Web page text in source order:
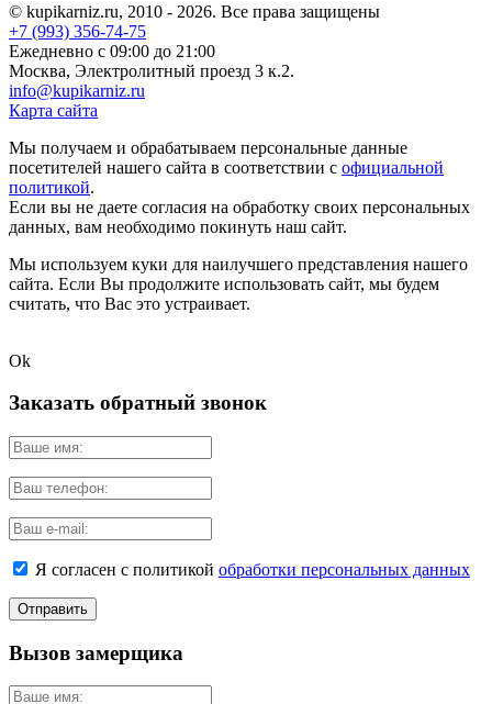
© kupikarniz.ru, 2010 - 2026. Все права защищены
+7 (993) 356-74-75
Eжедневно с 09:00 до 21:00
Москва, Электролитный проезд 3 к.2.
info@kupikarniz.ru
Карта сайта
Мы получаем и обрабатываем персональные данные
посетителей нашего сайта в соответствии с официальной
политикой.
Если вы не даете согласия на обработку своих персональных
данных, вам необходимо покинуть наш сайт.
Мы используем куки для наилучшего представления нашего
сайта. Если Вы продолжите использовать сайт, мы будем
считать, что Вас это устраивает.
Ok
Заказать обратный звонок
Я согласен с политикой обработки персональных данных
Вызов замерщика